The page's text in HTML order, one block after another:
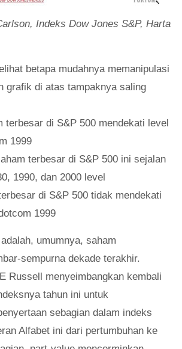
Indeks Dow Jones S&P, Harta
betapa mudahnya memanipulasi
grafik di atas tampaknya saling
terbesar di S&P 500 mendekati level
1999
terbesar di S&P 500 ini sejalan
1990, dan 2000 level
di S&P 500 tidak mendekati
1999
umumnya, saham
sempurna dekade terakhir.
Russell menyeimbangkan kembali
tahun ini untuk
sebagian dalam indeks
Alfabet ini dari pertumbuhan ke